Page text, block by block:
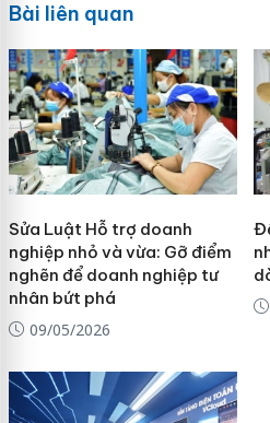
Bài liên quan
Sửa Luật Hỗ trợ doanh
nghiệp nhỏ và vừa: Gỡ điểm
nghẽn để doanh nghiệp tư
nhân bứt phá
09/05/2026